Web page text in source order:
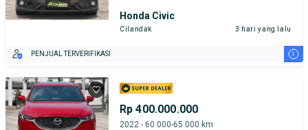
Honda Civic
Cilandak 3 hari yang lalu
PENJUAL TERVERIFIKASI i
Rp 400.000.000
2022 - 60.000-65.000 km